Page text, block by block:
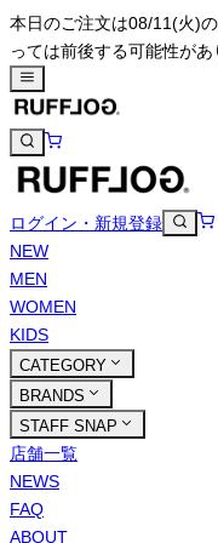
本日のご注文は08/11(火)
っては前後する可能性があ
ログイン・新規登録
NEW
MEN
WOMEN
KIDS
CATEGORY
BRANDS
STAFF SNAP
店舗一覧
NEWS
FAQ
ABOUT